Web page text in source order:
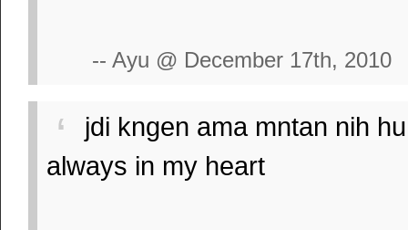
-- Ayu @ December 17th, 2010
jdi kngen ama mntan nih
always in my heart